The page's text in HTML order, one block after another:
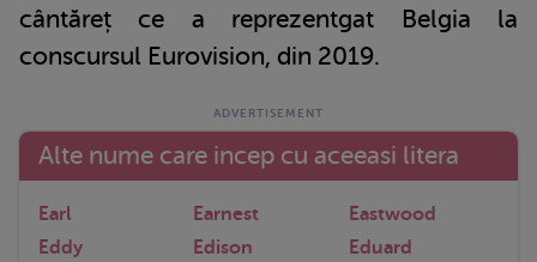
cântăreț ce a reprezentgat Belgia la
conscursul Eurovision, din 2019.
Alte nume care incep cu aceeasi litera
Earl Earnest
Eastwood
Eddy
Edison
Eduard